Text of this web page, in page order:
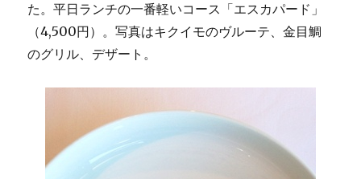
た。平日ランチの一番軽いコース「エスカパード」
（4,500円）。写真はキクイモのヴルーテ、金目鯛
のグリル、デザート。